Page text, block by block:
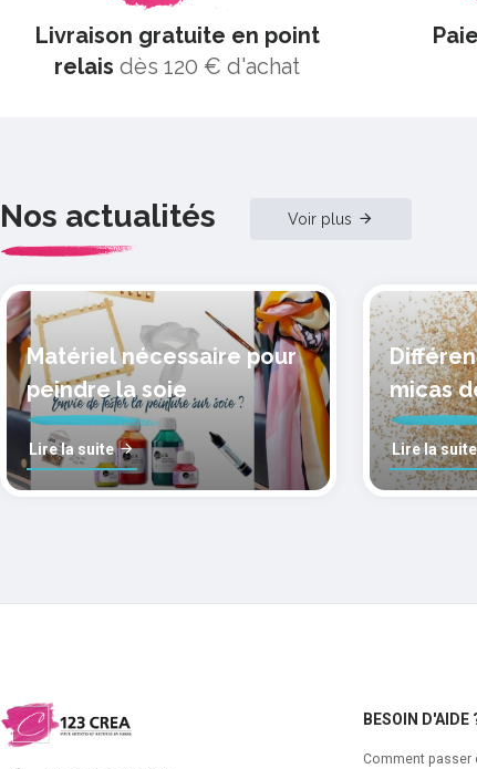
Livraison gratuite en point
relais dès 120 € d'achat
Nos actualités Voir plus
Matériel nécessaire pour
peindre la soie
Lire la suite
micas des pâtes
Lire la suite
BESOIN D'AIDE
Comment passer